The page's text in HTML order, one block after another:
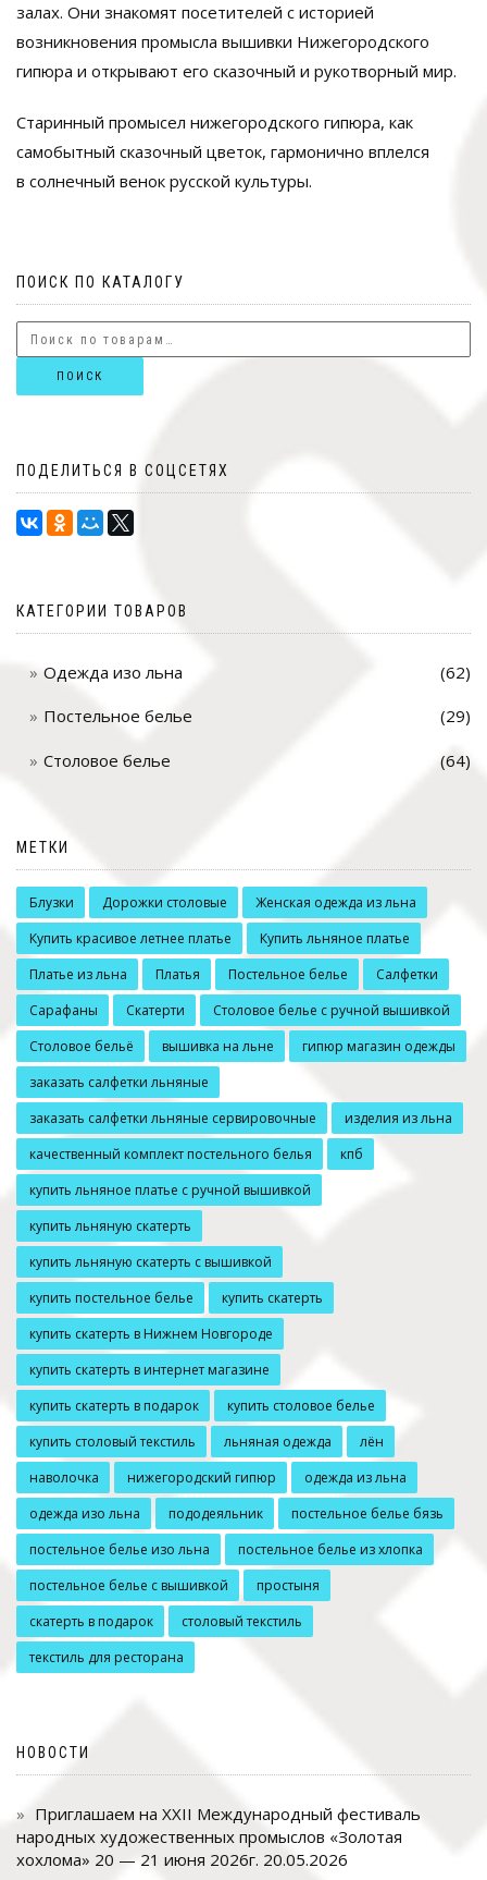
залах. Они знакомят посетителей с историей
возникновения промысла вышивки Нижегородского
гипюра и открывают его сказочный и рукотворный мир.
Старинный промысел нижегородского гипюра, как
самобытный сказочный цветок, гармонично вплелся
в солнечный венок русской культуры.
ПОИСК ПО КАТАЛОГУ
ПОИСК
ПОДЕЛИТЬСЯ В СОЦСЕТЯХ
КАТЕГОРИИ ТОВАРОВ
Одежда изо льна (62)
Постельное белье (29)
Столовое белье (64)
МЕТКИ
Блузки Дорожки столовые
Женская одежда из льна
Купить красивое летнее платье
Купить льняное платье
Платье из льна
Платья Постельное белье
Салфетки
Сарафаны
Скатерти
Столовое белье с ручной вышивкой
Столовое бельё
вышивка на льне
гипюр магазин одежды
заказать салфетки льняные
заказать салфетки льняные сервировочные
изделия из льна
качественный комплект постельного белья
кпб
купить льняное платье с ручной вышивкой
купить льняную скатерть
купить льняную скатерть с вышивкой
купить постельное белье
купить скатерть
купить скатерть в Нижнем Новгороде
купить скатерть в интернет магазине
купить скатерть в подарок
купить столовое белье
купить столовый текстиль
льняная одежда
лён
наволочка
нижегородский гипюр
одежда из льна
одежда изо льна
пододеяльник
постельное белье бязь
постельное белье изо льна
постельное белье из хлопка
постельное белье с вышивкой
простыня
скатерть в подарок
столовый текстиль
текстиль для ресторана
НОВОСТИ
Приглашаем на XXII Международный фестиваль
народных художественных промыслов «Золотая
хохлома» 20 — 21 июня 2026г. 20.05.2026